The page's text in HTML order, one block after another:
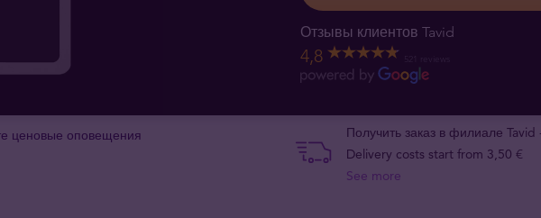
Отзывы клиентов Tavid
4,8
Получить заказ в филиале
Delivery costs start from 3,50 €
See more
ценовые оповещения